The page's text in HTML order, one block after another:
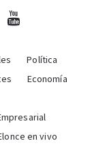
Política
Economía
en vivo